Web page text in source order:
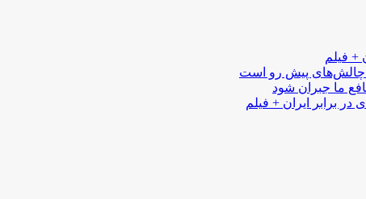
+ فیلم
چالش‌های پیش رو است
ما جبران شود
برابر ایران + فیلم